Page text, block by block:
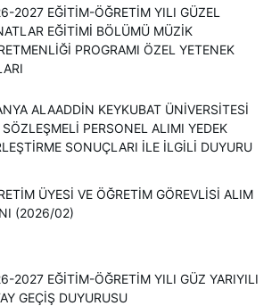
2027 EĞİTİM-ÖĞRETİM YILI GÜZEL
EĞİTİMİ BÖLÜMÜ MÜZİK
PROGRAMI ÖZEL YETENEK
ALAADDİN KEYKUBAT ÜNİVERSİTESİ
PERSONEL ALIMI YEDEK
SONUÇLARI İLE İLGİLİ DUYURU
ÜYESİ VE ÖĞRETİM GÖREVLİSİ ALIM
(2026/02)
2027 EĞİTİM-ÖĞRETİM YILI GÜZ YARIYILI
GEÇİŞ DUYURUSU